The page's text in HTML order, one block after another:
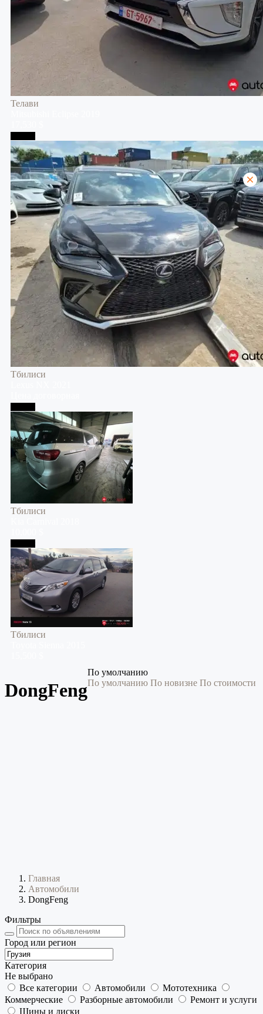
Телави
Тбилиси
Тбилиси
Тбилиси
DongFeng
По умолчанию
По умолчанию По новизне По стоимости
Главная
Автомобили
DongFeng
Фильтры
Город или регион
Категория
Не выбрано
Все категории
Автомобили
Мототехника
Коммерческие
Разборные автомобили
Ремонт и услуги
Шины и диски